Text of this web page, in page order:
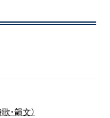
・韻文）